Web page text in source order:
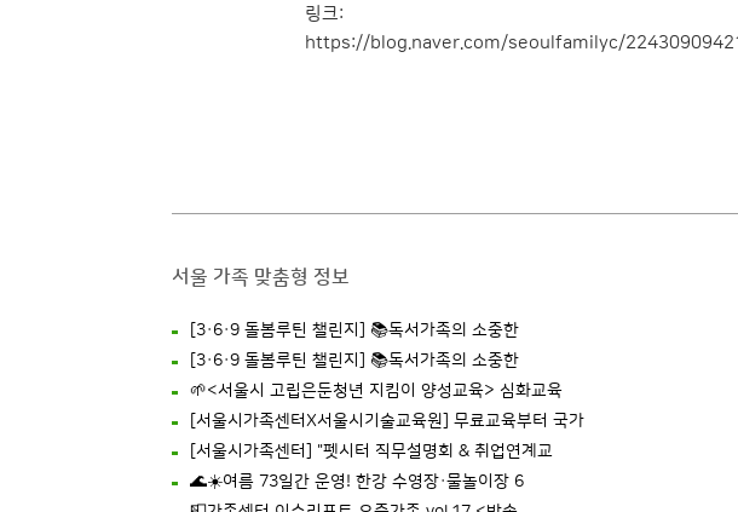
링크:
https://blog.naver.com/seoulfamilyc/
서울 가족 맞춤형 정보
[3·6·9 돌봄루틴 챌린지] 📚독서가족의 소중한
[3·6·9 돌봄루틴 챌린지] 📚독서가족의 소중한
🌱<서울시 고립은둔청년 지킴이 양성교육> 심화교육
[서울시가족센터X서울시기술교육원] 무료교육부터 국가
[서울시가족센터] "펫시터 직무설명회 & 취업연계교
🌊☀️여름 73일간 운영! 한강 수영장·물놀이장 6